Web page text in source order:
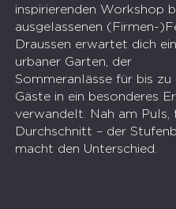
inspirierenden Workshop
ausgelassenen (Firmen-
Draussen erwartet dich ein
urbaner Garten, der
Sommeranlässe für bis zu
Gäste in ein besonderes
verwandelt. Nah am Puls,
Durchschnitt – der
macht den Unterschied.